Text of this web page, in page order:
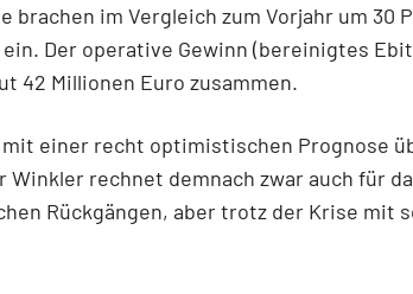
brachen im Vergleich zum Vorjahr um 30
Der operative Gewinn (bereinigtes
42 Millionen Euro zusammen.
mit einer recht optimistischen Prognose
Winkler rechnet demnach zwar auch für
Rückgängen, aber trotz der Krise mit